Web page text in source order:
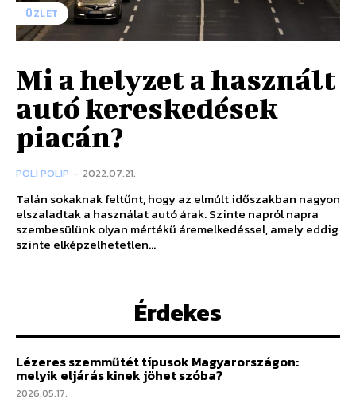
ÜZLET
Mi a helyzet a használt
autó kereskedések
piacán?
POLI POLIP - 2022.07.21.
Talán sokaknak feltűnt, hogy az elmúlt időszakban nagyon
elszaladtak a használat autó árak. Szinte napról napra
szembesülünk olyan mértékű áremelkedéssel, amely eddig
szinte elképzelhetetlen...
Érdekes
Lézeres szemműtét típusok Magyarországon:
melyik eljárás kinek jöhet szóba?
2026.05.17.